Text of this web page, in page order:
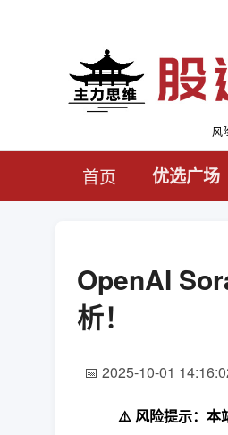
风
首页 优选广场
OpenAI
析！
📅 2025-10-01
⚠️ 风险提示：本